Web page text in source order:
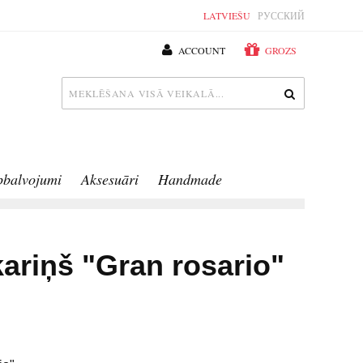
LATVIEŠU РУССКИЙ
ACCOUNT GROZS
Aksesuāri Handmade
"Gran rosario"